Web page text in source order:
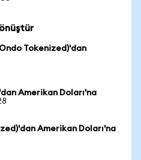
Tokenized)'dan
Amerikan Doları'na
Amerikan Doları'na